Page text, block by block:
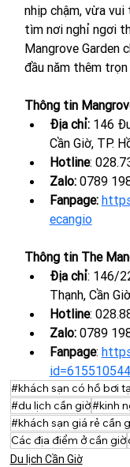
nhịp chậm, vừa vui
tìm nơi nghỉ ngơi
Mangrove Garden
đầu năm thêm trọn
Thông tin
Địa chỉ: 146
Cần Giờ, TP.
Hotline:
Zalo: 0789
Fanpage:
ecangio
Thông tin The
Địa chỉ: 146/
Thạnh, Cần
Hotline:
Zalo: 0789
Fanpage:
#khách sạn có hồ bơi
#du lịch cần giờ#kinh
#khách sạn giá rẻ cần
Các địa điểm ở cần giờ
Du lịch Cần Giờ